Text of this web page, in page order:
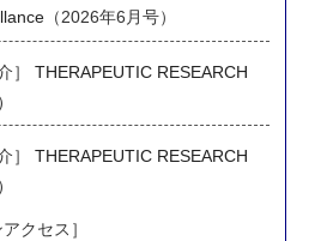
（2026年6月号）
］ THERAPEUTIC RESEARCH
］ THERAPEUTIC RESEARCH
クセス］